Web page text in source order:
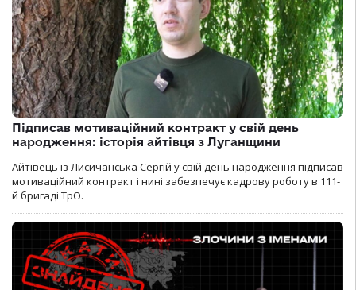
Підписав мотиваційний контракт у свій день
народження: історія айтівця з Луганщини
Айтівець із Лисичанська Сергій у свій день народження підписав
мотиваційний контракт і нині забезпечує кадрову роботу в 111-
й бригаді ТрО.